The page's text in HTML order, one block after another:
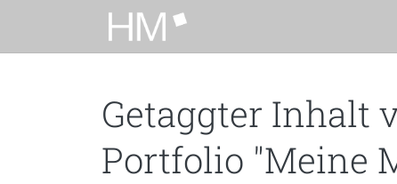
Zum Hauptinhalt zurückspringen
Getaggter Inhalt
Portfolio "Meine